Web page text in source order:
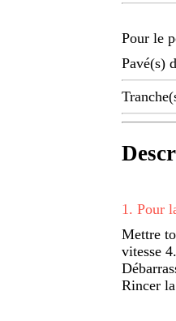
Pour le
Pavé(s)
1 . Pour
Mettre
vitesse 4.
Rincer